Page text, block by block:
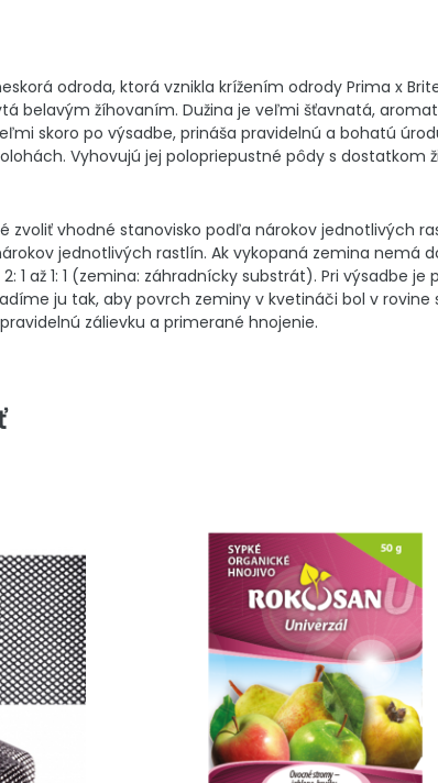
neskorá odroda, ktorá vznikla krížením odrody Prima x
belavým žíhovaním. Dužina je veľmi šťavnatá,
veľmi skoro po výsadbe, prináša pravidelnú a bohatú
Vyhovujú jej polopriepustné pôdy s dostatkom
zvoliť vhodné stanovisko podľa nárokov jednotlivých
jednotlivých rastlín. Ak vykopaná zemina nemá
1 až 1: 1 (zemina: záhradnícky substrát). Pri výsadbe
ju tak, aby povrch zeminy v kvetináči bol v
zálievku a primerané hnojenie.